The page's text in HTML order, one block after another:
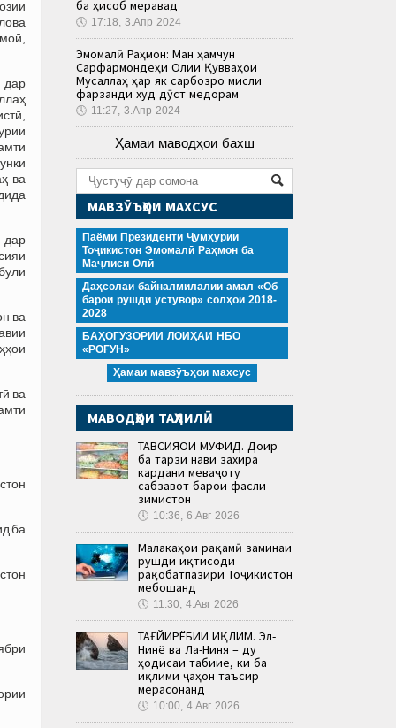
дар
ва
дар
ва
ва
ба
ба ҳисоб меравад
🕔 17:18, 3.Апр 2024
Эмомалӣ Раҳмон: Ман ҳамчун
Сарфармондеҳи Олии Қувваҳои
Мусаллаҳ ҳар як сарбозро мисли
фарзанди худ дӯст медорам
🕔 11:27, 3.Апр 2024
Ҳамаи маводҳои бахш
МАВЗӮЪҲОИ МАХСУС
Паёми Президенти Ҷумҳурии
Тоҷикистон Эмомалӣ Раҳмон ба
Маҷлиси Олӣ
Даҳсолаи байналмилалии амал «Об
барои рушди устувор» солҳои 2018-
2028
БАҲОГУЗОРИИ ЛОИҲАИ НБО
«РОҒУН»
Ҳамаи мавзӯъҳои махсус
МАВОДҲОИ ТАҲЛИЛӢ
ТАВСИЯҲОИ МУФИД. Доир
ба тарзи нави захира
кардани меваҷоту
сабзавот барои фасли
зимистон
🕔 10:36, 6.Авг 2026
Малакаҳои рақамӣ заминаи
рушди иқтисоди
рақобатпазири Тоҷикистон
мебошанд
🕔 11:30, 4.Авг 2026
ТАҒЙИРЁБИИ ИҚЛИМ. Эл-
Нинё ва Ла-Ниня – ду
ҳодисаи табиие, ки ба
иқлими ҷаҳон таъсир
мерасонанд
🕔 10:00, 4.Авг 2026